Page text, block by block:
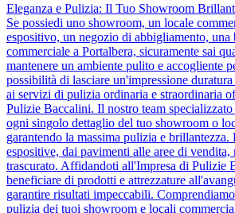
Eleganza e Pulizia: Il Tuo Showroom
Se possiedi uno showroom, un locale
espositivo, un negozio di abbigliamento, una
commerciale a Portalbera, sicuramente sai
mantenere un ambiente pulito e accogliente
possibilità di lasciare un'impressione
ai servizi di pulizia ordinaria e straordinaria
Pulizie Baccalini. Il nostro team specializzato
ogni singolo dettaglio del tuo showroom o
garantendo la massima pulizia e
espositive, dai pavimenti alle aree di vendita,
trascurato. Affidandoti all'Impresa di Pulizie
beneficiare di prodotti e attrezzature
garantire risultati impeccabili.
pulizia dei tuoi showroom e locali